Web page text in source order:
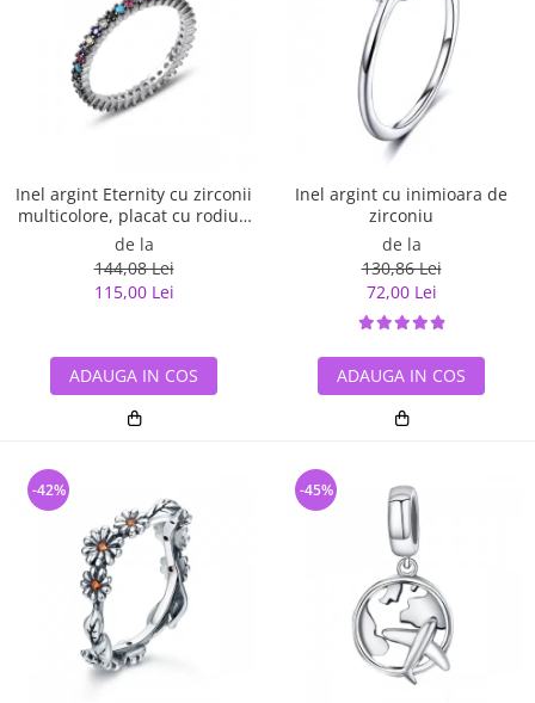
Inel argint Eternity cu zirconii
multicolore, placat cu rodiu -
ITU0229
de la
144,08 Lei
115,00 Lei
ADAUGA IN COS
Inel argint cu inimioara de
zirconiu
de la
130,86 Lei
72,00 Lei
ADAUGA IN COS
-42% -45%